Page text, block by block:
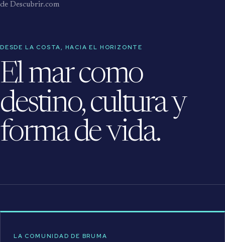
de Descubrir.com
DESDE LA COSTA, HACIA EL HORIZONTE
El mar como
destino, cultura y
forma de vida.
LA COMUNIDAD DE BRUMA